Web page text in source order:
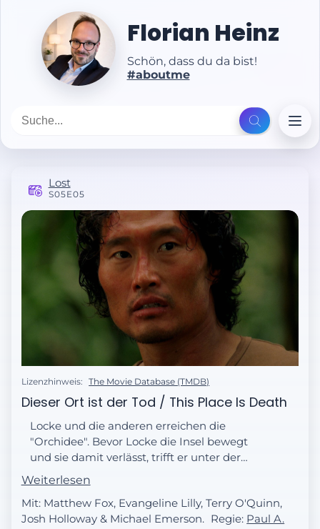
Florian Heinz
Schön, dass du da bist!
#aboutme
Lost
S05E05
Lizenzhinweis: The Movie Database (TMDB)
Dieser Ort ist der Tod / This Place Is Death
Locke und die anderen erreichen die
"Orchidee". Bevor Locke die Insel bewegt
und sie damit verlässt, trifft er unter der
Erde auf Jacks verstorbenen Vater Christian.
Jin und Rousseau werden auf dem Weg zur
Sendestation angegriffen.
Weiterlesen
Mit: Matthew Fox, Evangeline Lilly, Terry O'Quinn,
Josh Holloway & Michael Emerson. Regie: Paul A.